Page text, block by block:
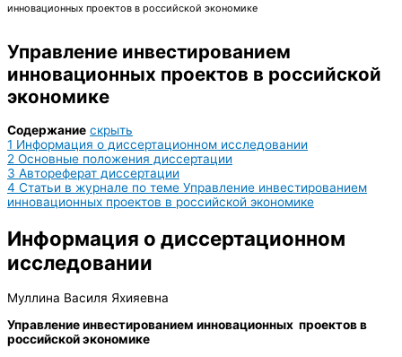
инновационных проектов в российской экономике
Управление инвестированием
инновационных проектов в российской
экономике
Содержание скрыть
1 Информация о диссертационном исследовании
2 Основные положения диссертации
3 Автореферат диссертации
4 Статьи в журнале по теме Управление инвестированием
инновационных проектов в российской экономике
Информация о диссертационном
исследовании
Муллина Василя Яхияевна
Управление инвестированием инновационных проектов в
российской экономике